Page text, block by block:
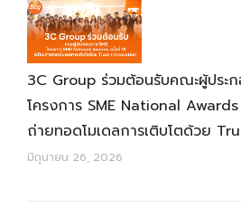
3C Group ร่วมต้อนรับคณะผู้ประ
โครงการ SME National
ถ่ายทอดโมเดลการเติบโตด้วย
มิถุนายน 26, 2026